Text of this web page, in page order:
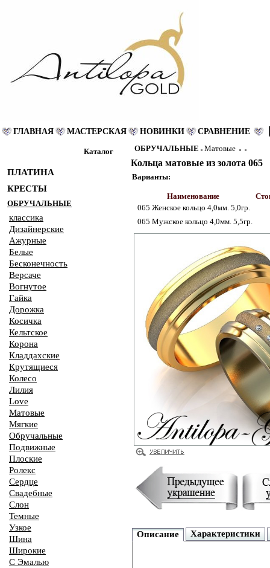
ГЛАВНАЯ МАСТЕРСКАЯ НОВИНКИ СРАВНЕНИЕ
Каталог
ПЛАТИНА
КРЕСТЫ
ОБРУЧАЛЬНЫЕ
классика
Дизайнерские
Ажурные
Белые
Бесконечность
Версаче
Вогнутое
Гайка
Дорожка
Косичка
Кельтское
Корона
Кладдахские
Крутящиеся
Колесо
Лилия
Love
Матовые
Мягкие
Обручальные
Подвижные
Плоские
Ролекс
Сердце
Свадебные
Слон
Темные
Узкое
Шина
Широкие
С Эмалью
ОБРУЧАЛЬНЫЕ Матовые
Кольца матовые из золота 065
Варианты:
Наименование
065 Женское кольцо 4,0мм. 5,0гр.
065 Мужское кольцо 4,0мм. 5,5гр.
Описание Характеристики